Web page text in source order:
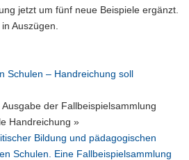
jetzt um fünf neue Beispiele ergänzt.
Auszügen.
Schulen – Handreichung soll
der Fallbeispielsammlung
Handreichung »
Bildung und pädagogischen
Schulen. Eine Fallbeispielsammlung